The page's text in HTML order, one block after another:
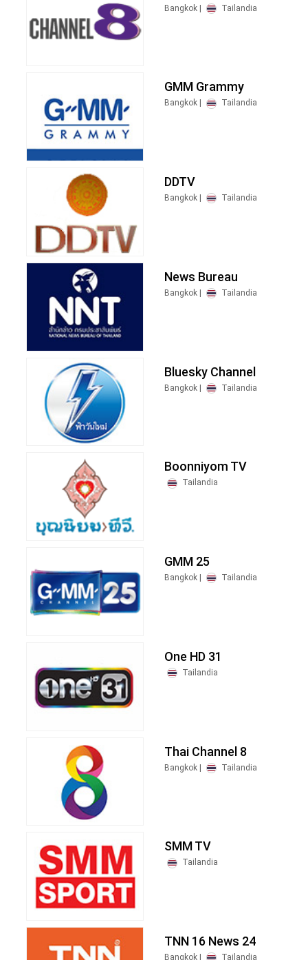
Bangkok | Tailandia
GMM Grammy
Bangkok | Tailandia
DDTV
Bangkok | Tailandia
News Bureau
Bangkok | Tailandia
Bluesky Channel
Bangkok | Tailandia
Boonniyom TV
Tailandia
GMM 25
Bangkok | Tailandia
One HD 31
Tailandia
Thai Channel 8
Bangkok | Tailandia
SMM TV
Tailandia
TNN 16 News 24
Bangkok | Tailandia